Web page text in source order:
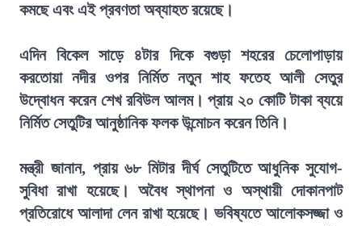
কমছে এবং এই প্রবণতা অব্যাহত রয়েছে।
এদিন বিকেল সাড়ে ৪টার দিকে বগুড়া শহরের চেলোপাড়ায়
করতোয়া নদীর ওপর নির্মিত নতুন শাহ ফতেহ আলী সেতুর
উদ্বোধন করেন শেখ রবিউল আলম। প্রায় ২০ কোটি টাকা ব্যয়ে
নির্মিত সেতুটির আনুষ্ঠানিক ফলক উন্মোচন করেন তিনি।
মন্ত্রী জানান, প্রায় ৬৮ মিটার দীর্ঘ সেতুটিতে আধুনিক সুযোগ-
সুবিধা রাখা হয়েছে। অবৈধ স্থাপনা ও অস্থায়ী দোকানপাট
প্রতিরোধে আলাদা লেন রাখা হয়েছে। ভবিষ্যতে আলোকসজ্জা ও